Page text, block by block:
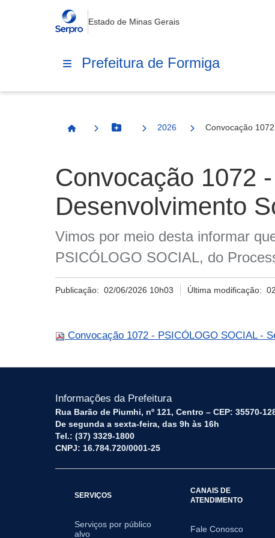
Estado de Minas Gerais
Prefeitura de Formiga
Página InicialBotão Menu
2026 Convocação
Convocação 1072
Desenvolvimento
Vimos por meio desta informar
PSICÓLOGO SOCIAL, do
Publicação: 02/06/2026 10h03 Última modificação:
Convocação 1072 - PSICÓLOGO SOCIAL -
Informações da Prefeitura
Rua Barão de Piumhi, nº 121, Centro – CEP: 35570-
De segunda a sexta-feira, das 9h às 16h
Tel.: (37) 3329-1800
CNPJ: 16.784.720/0001-25
SERVIÇOS
Serviços por público
alvo
CANAIS DE
ATENDIMENTO
Fale Conosco